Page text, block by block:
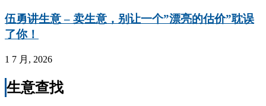
伍勇讲生意 – 卖生意，别让一个”漂亮的估价”耽误
了你！
1 7 月, 2026
生意查找